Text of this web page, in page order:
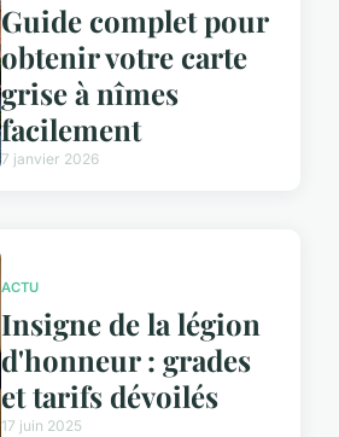
Guide complet pour
obtenir votre carte
grise à nîmes
facilement
7 janvier 2026
ACTU
Insigne de la légion
d'honneur : grades
et tarifs dévoilés
17 juin 2025